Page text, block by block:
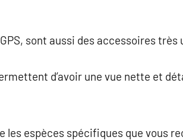
sont aussi des accessoires très
d’avoir une vue nette et
espèces spécifiques que vous